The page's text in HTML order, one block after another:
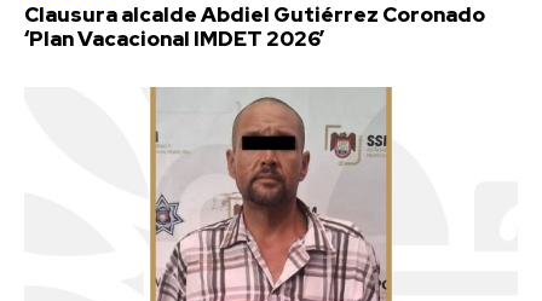
Clausura alcalde Abdiel Gutiérrez Coronado
‘Plan Vacacional IMDET 2026’